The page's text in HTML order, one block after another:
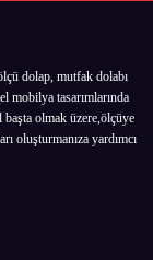
dolap, mutfak dolabı
mobilya tasarımlarında
olmak üzere,ölçüye
oluşturmanıza yardımcı